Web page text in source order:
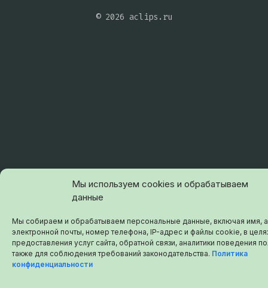
Мы используем cookies и обрабатываем
данные
Мы собираем и обрабатываем персональные данные, включая имя,
электронной почты, номер телефона, IP-адрес и файлы cookie, в
предоставления услуг сайта, обратной связи, аналитики поведения
также для соблюдения требований законодательства. Политика
конфиденциальности
© 2026 aclips.ru